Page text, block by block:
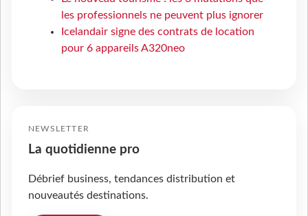
les professionnels ne peuvent plus ignorer
Icelandair signe des contrats de location
pour 6 appareils A320neo
NEWSLETTER
La quotidienne pro
Débrief business, tendances distribution et
nouveautés destinations.